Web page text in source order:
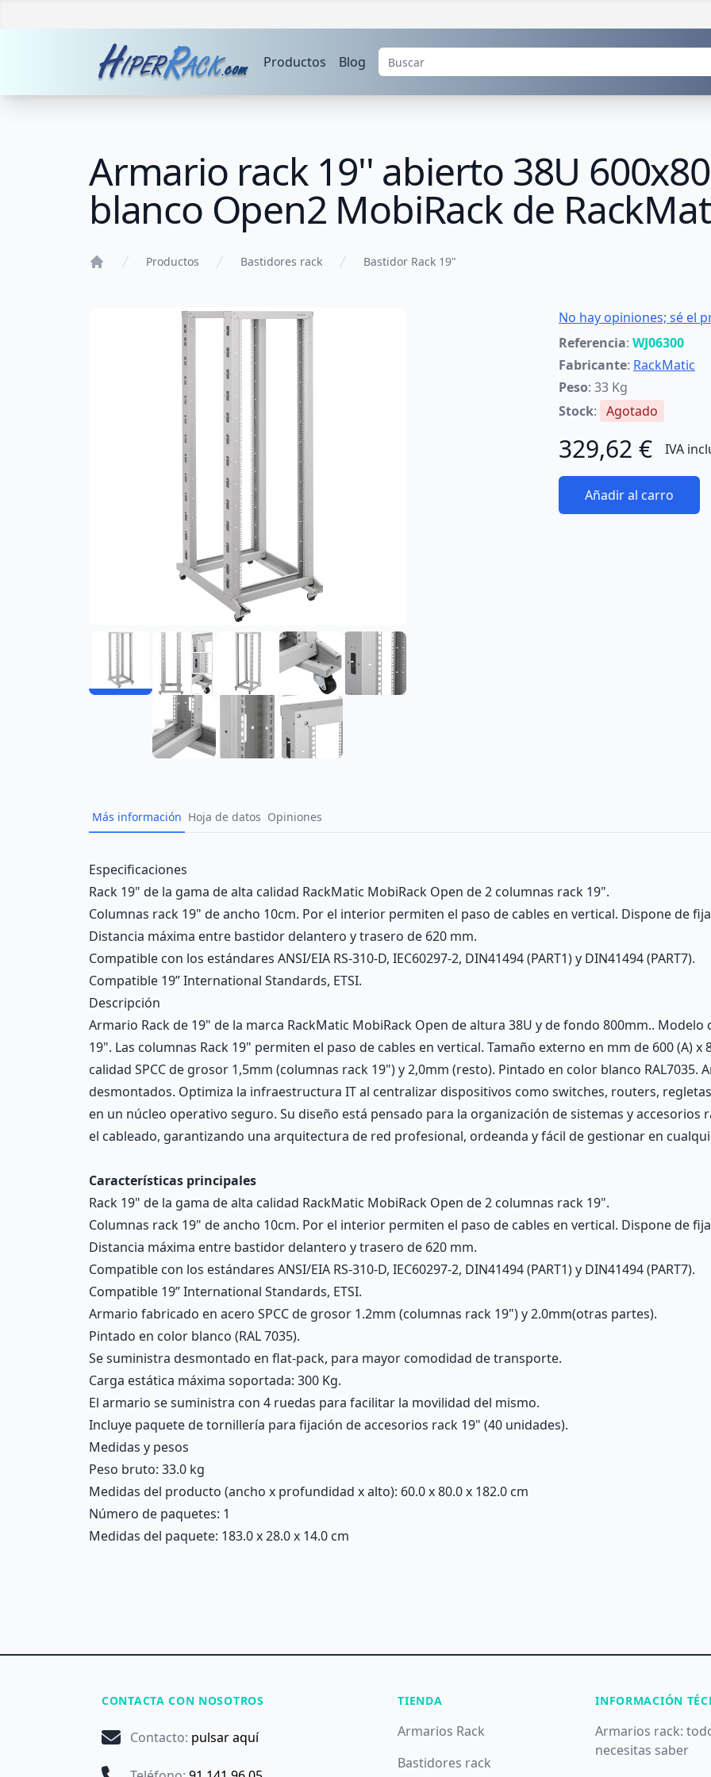
Productos Blog
Armario rack 19'' abierto 38U
blanco Open2 MobiRack de
Productos Bastidores rack Bastidor Rack 19"
No hay opiniones; sé el
Referencia: WJ06300
Fabricante: RackMatic
Peso: 33 Kg
Stock: Agotado
329,62 € IVA
Añadir al carro
Más información Hoja de datos Opiniones
Description
Especificaciones
Rack 19" de la gama de alta calidad RackMatic MobiRack Open de 2 columnas rack 19".
Columnas rack 19" de ancho 10cm. Por el interior permiten el paso de cables en vertical. Dispone de
Distancia máxima entre bastidor delantero y trasero de 620 mm.
Compatible con los estándares ANSI/EIA RS-310-D, IEC60297-2, DIN41494 (PART1) y DIN41494 (PART7).
Compatible 19” International Standards, ETSI.
Descripción
Armario Rack de 19" de la marca RackMatic MobiRack Open de altura 38U y de fondo 800mm..
19". Las columnas Rack 19" permiten el paso de cables en vertical. Tamaño externo en mm de 600 (A) x
calidad SPCC de grosor 1,5mm (columnas rack 19") y 2,0mm (resto). Pintado en color blanco RAL7035.
desmontados. Optimiza la infraestructura IT al centralizar dispositivos como switches, routers,
en un núcleo operativo seguro. Su diseño está pensado para la organización de sistemas y
el cableado, garantizando una arquitectura de red profesional, ordeanda y fácil de gestionar en
Características principales
Rack 19" de la gama de alta calidad RackMatic MobiRack Open de 2 columnas rack 19".
Columnas rack 19" de ancho 10cm. Por el interior permiten el paso de cables en vertical. Dispone de
Distancia máxima entre bastidor delantero y trasero de 620 mm.
Compatible con los estándares ANSI/EIA RS-310-D, IEC60297-2, DIN41494 (PART1) y DIN41494 (PART7).
Compatible 19” International Standards, ETSI.
Armario fabricado en acero SPCC de grosor 1.2mm (columnas rack 19") y 2.0mm(otras partes).
Pintado en color blanco (RAL 7035).
Se suministra desmontado en flat-pack, para mayor comodidad de transporte.
Carga estática máxima soportada: 300 Kg.
El armario se suministra con 4 ruedas para facilitar la movilidad del mismo.
Incluye paquete de tornillería para fijación de accesorios rack 19" (40 unidades).
Medidas y pesos
Peso bruto: 33.0 kg
Medidas del producto (ancho x profundidad x alto): 60.0 x 80.0 x 182.0 cm
Número de paquetes: 1
Medidas del paquete: 183.0 x 28.0 x 14.0 cm
CONTACTA CON NOSOTROS
Contacto: pulsar aquí
TIENDA
Armarios Rack
Bastidores rack
INFORMACIÓN
Armarios rack:
necesitas saber